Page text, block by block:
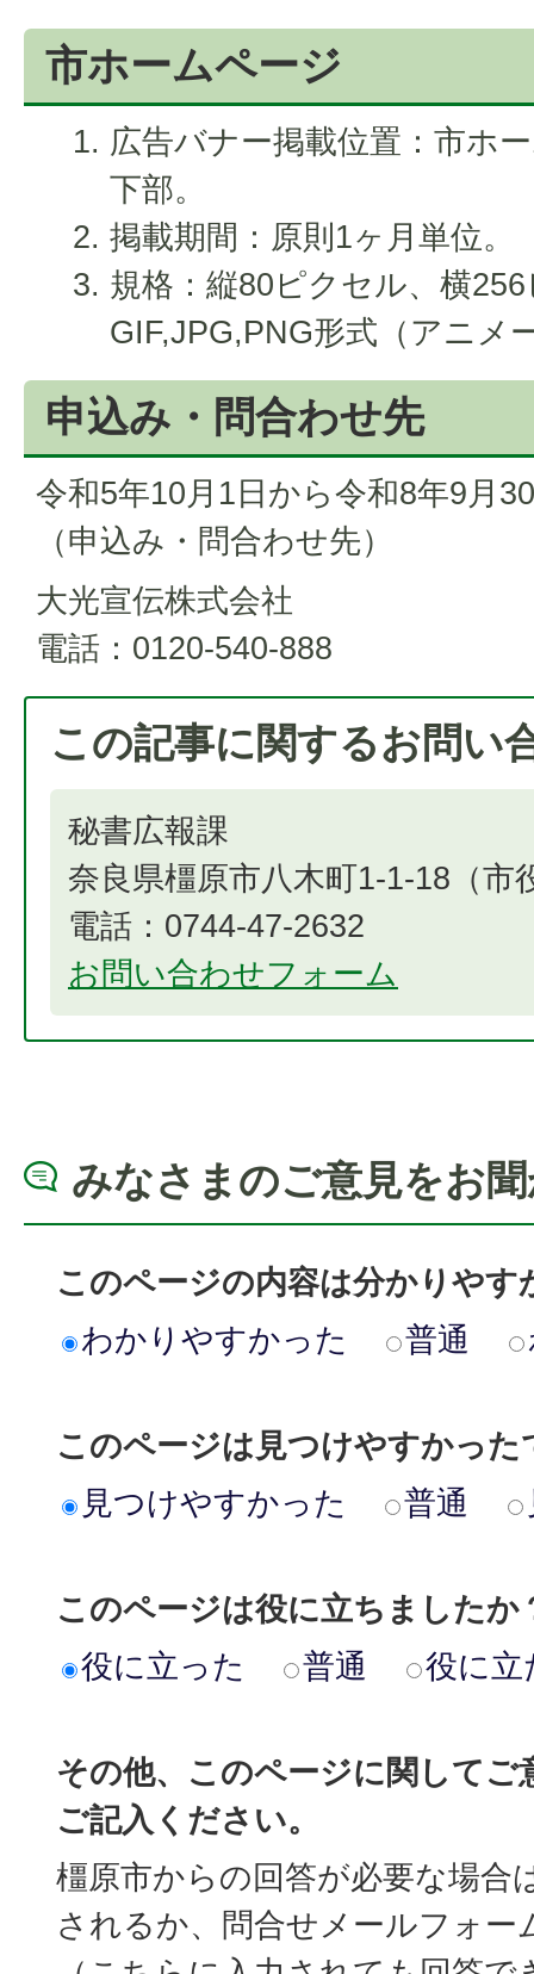
市ホームページ
広告バナー掲載位置：市ホ
下部。
掲載期間：原則1ヶ月単位。
規格：縦80ピクセル、横
GIF,JPG,PNG形式（アニメ
申込み・問合わせ先
令和5年10月1日から令和8年9月
（申込み・問合わせ先）
大光宣伝株式会社
電話：0120-540-888
この記事に関するお問い
秘書広報課
奈良県橿原市八木町1-1-18（市
電話：0744-47-2632
お問い合わせフォーム
みなさまのご意見をお
このページの内容は分かりやす
わかりやすかった
普通
このページは見つけやすかった
見つけやすかった
普通
このページは役に立ちましたか
役に立った
普通 役に立
その他、このページに関してご
ご記入ください。
橿原市からの回答が必要な場合
されるか、問合せメールフォー